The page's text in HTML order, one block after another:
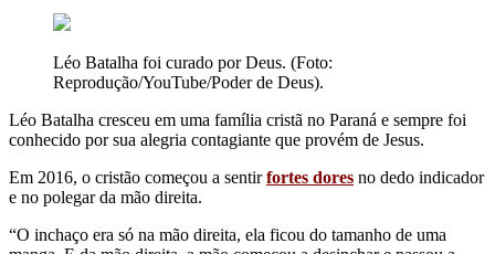
Léo Batalha foi curado por Deus. (Foto:
Reprodução/YouTube/Poder de Deus).
Léo Batalha cresceu em uma família cristã no Paraná e sempre foi
conhecido por sua alegria contagiante que provém de Jesus.
Em 2016, o cristão começou a sentirfortes dores no dedo indicador
e no polegar da mão direita.
“O inchaço era só na mão direita, ela ficou do tamanho de uma